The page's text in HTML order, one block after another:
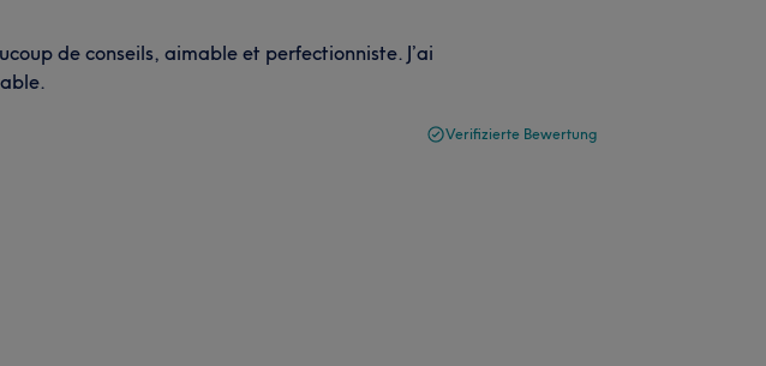
de conseils, aimable et perfectionniste. J’ai
Verifizierte Bewertung